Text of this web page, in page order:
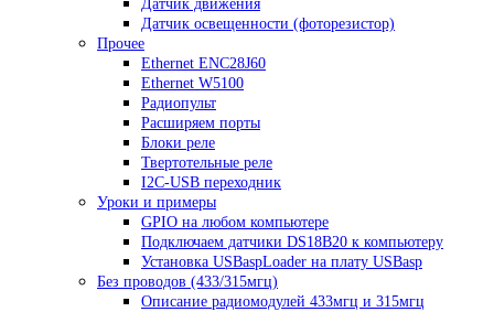
Датчик движения
Датчик освещенности (фоторезистор)
Прочее
Ethernet ENC28J60
Ethernet W5100
Радиопульт
Расширяем порты
Блоки реле
Твертотельные реле
I2C-USB переходник
Уроки и примеры
GPIO на любом компьютере
Подключаем датчики DS18B20 к компьютеру
Установка USBaspLoader на плату USBasp
Без проводов (433/315мгц)
Описание радиомодулей 433мгц и 315мгц